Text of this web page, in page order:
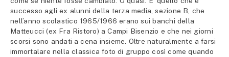
successo agli ex alunni della terza media, sezione B, che
nell’anno scolastico 1965/1966 erano sui banchi della
Matteucci (ex Fra Ristoro) a Campi Bisenzio e che nei giorni
scorsi sono andati a cena insieme. Oltre naturalmente a farsi
immortalare nella classica foto di gruppo così come quando